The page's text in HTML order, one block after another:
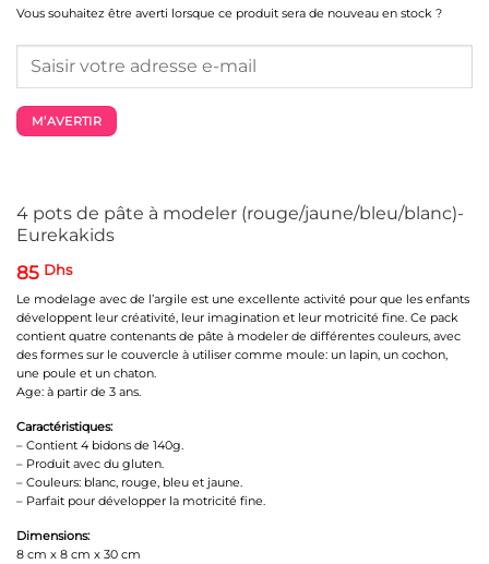
4 pots de pâte à modeler (rouge/jaune/bleu/blanc)-
Eurekakids
85 Dhs
Le modelage avec de l’argile est une excellente activité pour que les enfants
développent leur créativité, leur imagination et leur motricité fine. Ce pack
contient quatre contenants de pâte à modeler de différentes couleurs, avec
des formes sur le couvercle à utiliser comme moule: un lapin, un cochon,
une poule et un chaton.
Age: à partir de 3 ans.
Caractéristiques:
– Contient 4 bidons de 140g.
– Produit avec du gluten.
– Couleurs: blanc, rouge, bleu et jaune.
– Parfait pour développer la motricité fine.
Dimensions:
8 cm x 8 cm x 30 cm
Vous souhaitez être averti lorsque ce produit sera de nouveau en stock ?
M’AVERTIR